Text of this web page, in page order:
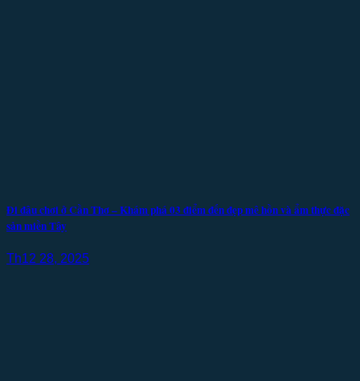
Đi đâu chơi ở Cần Thơ – Khám phá 03 điểm đến đẹp mê hồn và ẩm thực đặc
sản miền Tây
Th12 28, 2025